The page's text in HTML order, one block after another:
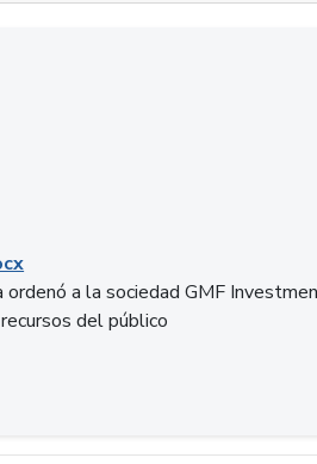
ordenó a la sociedad GMF
del público